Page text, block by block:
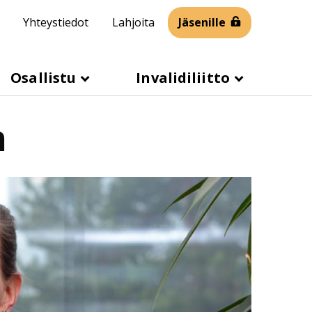
Yhteystiedot Lahjoita Jäsenille
Osallistu Invalidiliitto